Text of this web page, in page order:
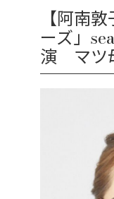
【阿南
ーズ」
演 マツ